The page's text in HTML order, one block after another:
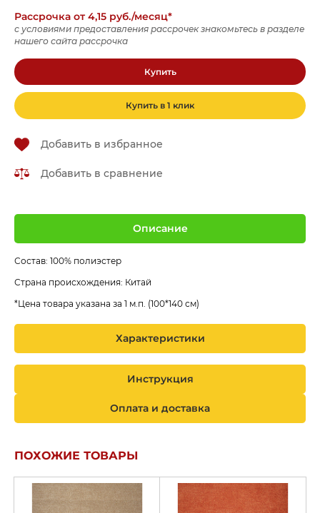
Рассрочка от 4,15 руб./месяц*
с условиями предоставления рассрочек знакомьтесь в разделе
нашего сайта рассрочка
Купить
Купить в 1 клик
Добавить в избранное
Добавить в сравнение
Описание
Состав: 100% полиэстер
Страна происхождения: Китай
*Цена товара указана за 1 м.п. (100*140 см)
Характеристики
Инструкция
Оплата и доставка
ПОХОЖИЕ ТОВАРЫ